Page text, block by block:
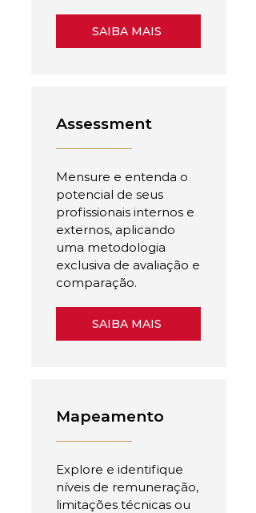
SAIBA MAIS
Assessment
Mensure e entenda o
potencial de seus
profissionais internos e
externos, aplicando
uma metodologia
exclusiva de avaliação e
comparação.
SAIBA MAIS
Mapeamento
Explore e identifique
níveis de remuneração,
limitações técnicas ou